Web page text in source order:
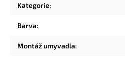
Kategorie:
Barva:
Montáž umyvadla: